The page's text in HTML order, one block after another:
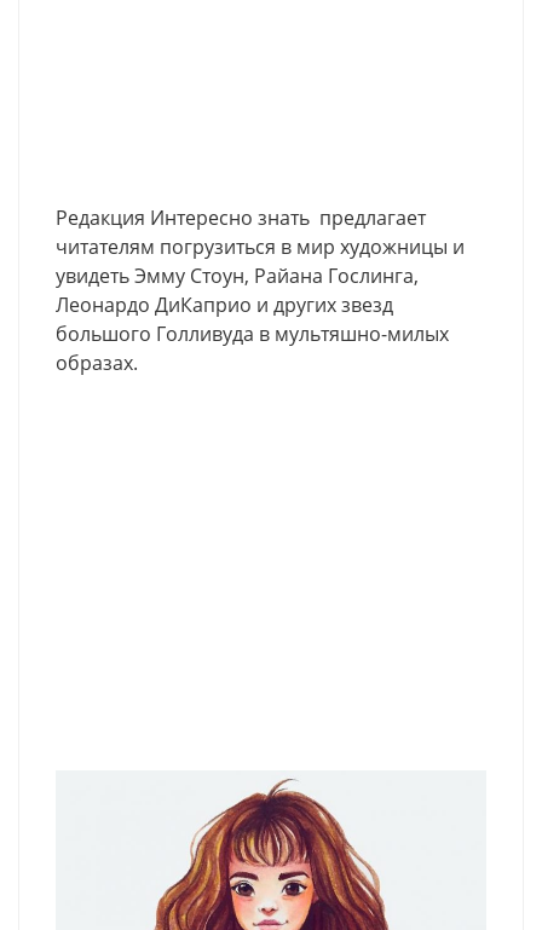
Редакция Интересно знать предлагает
читателям погрузиться в мир художницы и
увидеть Эмму Стоун, Райана Гослинга,
Леонардо ДиКаприо и других звезд
большого Голливуда в мультяшно-милых
образах.